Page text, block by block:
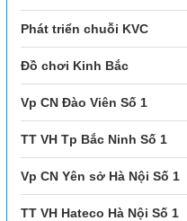
Phát triển chuỗi KVC
Đồ chơi Kinh Bắc
Vp CN Đào Viên Số 1
TT VH Tp Bắc Ninh Số 1
Vp CN Yên sở Hà Nội Số 1
TT VH Hateco Hà Nội Số 1